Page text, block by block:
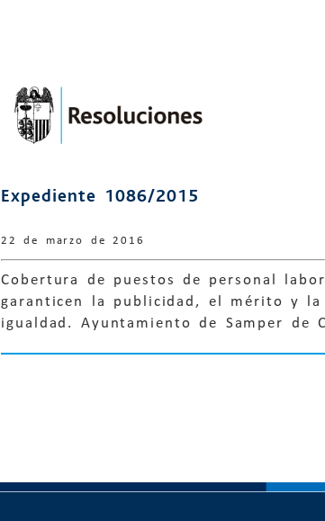
Expediente 1086/2015
22 de marzo de 2016
Cobertura de puestos de personal
garanticen la publicidad, el mérito y la
igualdad. Ayuntamiento de Samper de